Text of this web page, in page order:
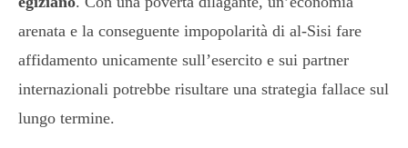
arenata e la conseguente impopolarità di al-Sisi fare
affidamento unicamente sull’esercito e sui partner
internazionali potrebbe risultare una strategia fallace sul
lungo termine.